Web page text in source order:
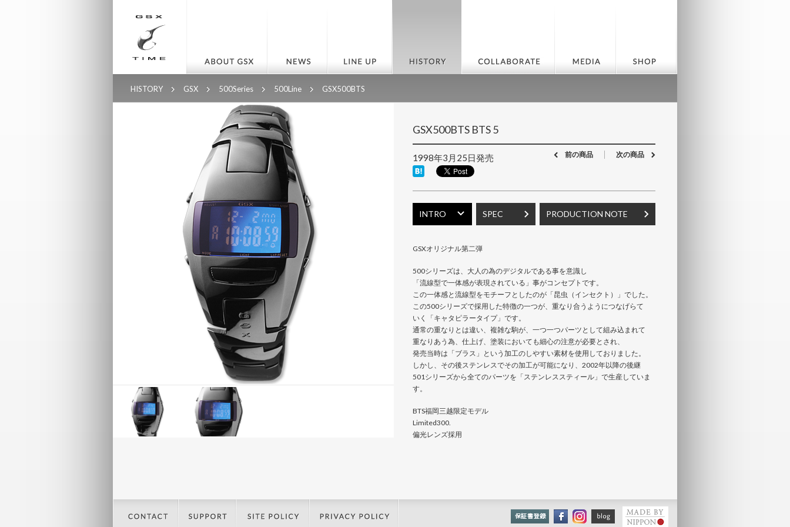
HISTORY GSX 500Series 500Line GSX500BTS
GSX500BTS BTS 5
前の商品 次の商品
1998年3月25日発売
INTRO SPEC PRODUCTION NOTE
GSXオリジナル第二弾
500シリーズは、大人の為のデジタルである事を意識し
「流線型で一体感が表現されている」事がコンセプトです。
この一体感と流線型をモチーフとしたのが「昆虫（インセクト）」でした。
この500シリーズで採用した特徴の一つが、重なり合うようにつなげらて
いく「キャタピラータイプ」です。
通常の重なりとは違い、複雑な駒が、一つ一つパーツとして組み込まれて
重なりあう為、仕上げ、塗装においても細心の注意が必要とされ、
発売当時は「ブラス」という加工のしやすい素材を使用しておりました。
しかし、その後ステンレスでその加工が可能になり、2002年以降の後継
501シリーズから全てのパーツを「ステンレススティール」で生産していま
す。
BTS福岡三越限定モデル
Limited300.
偏光レンズ採用